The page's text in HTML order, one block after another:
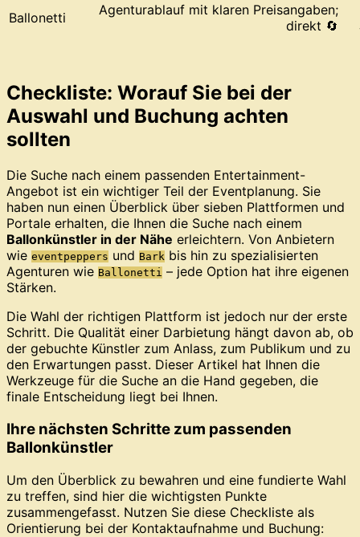
Ballonetti
Agenturablauf mit klaren Preisangaben;
direkt 🔄
Checkliste: Worauf Sie bei der
Auswahl und Buchung achten
sollten
Die Suche nach einem passenden Entertainment-
Angebot ist ein wichtiger Teil der Eventplanung. Sie
haben nun einen Überblick über sieben Plattformen und
Portale erhalten, die Ihnen die Suche nach einem
Ballonkünstler in der Nähe erleichtern. Von Anbietern
wie eventpeppers und Bark bis hin zu spezialisierten
Agenturen wie Ballonetti – jede Option hat ihre eigenen
Stärken.
Die Wahl der richtigen Plattform ist jedoch nur der erste
Schritt. Die Qualität einer Darbietung hängt davon ab, ob
der gebuchte Künstler zum Anlass, zum Publikum und zu
den Erwartungen passt. Dieser Artikel hat Ihnen die
Werkzeuge für die Suche an die Hand gegeben, die
finale Entscheidung liegt bei Ihnen.
Ihre nächsten Schritte zum passenden
Ballonkünstler
Um den Überblick zu bewahren und eine fundierte Wahl
zu treffen, sind hier die wichtigsten Punkte
zusammengefasst. Nutzen Sie diese Checkliste als
Orientierung bei der Kontaktaufnahme und Buchung: